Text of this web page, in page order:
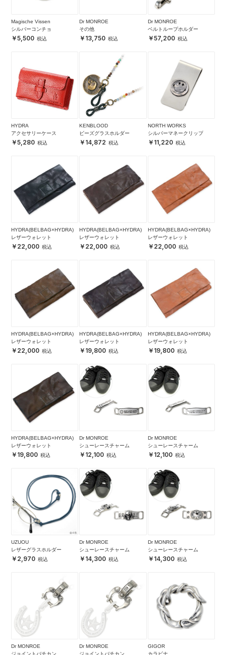
Magische Vissen
シルバーコンチョ
5,500
Dr MONROE
その他
13,750
Dr MONROE
ベルトループホルダー
57,200
HYDRA
アクセサリーケース
5,280
KENBLOOD
ビーズグラスホルダー
14,872
NORTH WORKS
シルバーマネークリップ
11,220
HYDRA(BELBAG×HYDRA)
レザーウォレット
22,000
HYDRA(BELBAG×HYDRA)
レザーウォレット
22,000
HYDRA(BELBAG×HYDRA)
レザーウォレット
22,000
HYDRA(BELBAG×HYDRA)
レザーウォレット
22,000
HYDRA(BELBAG×HYDRA)
レザーウォレット
19,800
HYDRA(BELBAG×HYDRA)
レザーウォレット
19,800
HYDRA(BELBAG×HYDRA)
レザーウォレット
19,800
Dr MONROE
シューレースチャーム
12,100
Dr MONROE
シューレースチャーム
12,100
UZUOU
レザーグラスホルダー
2,970
Dr MONROE
シューレースチャーム
14,300
Dr MONROE
シューレースチャーム
14,300
Dr MONROE
Dr MONROE
GIGOR